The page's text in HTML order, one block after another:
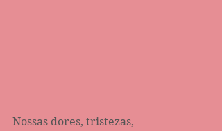
Nossas dores, tristezas,